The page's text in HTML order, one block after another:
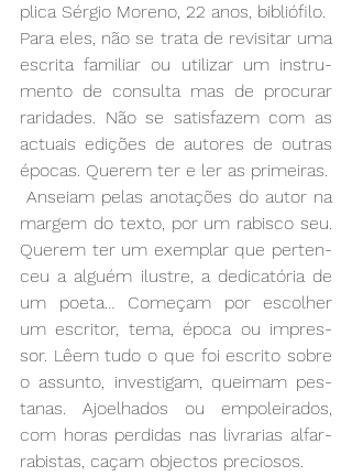
pli­ca Sér­gio Mo­re­no, 22 anos, bi­blió­fi­lo.
Pa­ra eles, não se tra­ta de re­vi­si­tar uma
es­cri­ta fa­mi­liar ou uti­li­zar um ins­tru­
men­to de con­sul­ta mas de pro­cu­rar
ra­ri­da­des. Não se sa­tis­fa­zem com as
ac­tuais edi­ções de au­to­res de ou­tras
épo­cas. Que­rem ter e ler as pri­mei­ras.
An­seiam pe­las ano­ta­ções do au­tor na
mar­gem do tex­to, por um ra­bis­co seu.
Que­rem ter um exem­plar que per­ten­
ceu a al­guém ilus­tre, a de­di­ca­tó­ria de
um poe­ta… Co­me­çam por es­co­lher
um es­cri­tor, te­ma, épo­ca ou im­pres­
sor. Lêem tu­do o que foi es­cri­to so­bre
o as­sun­to, in­ves­ti­gam, quei­mam pes­
ta­nas. Ajoe­lha­dos ou em­po­lei­ra­dos,
com ho­ras per­di­das nas li­vra­rias al­far­
ra­bis­tas, ca­çam ob­jec­tos pre­cio­sos.